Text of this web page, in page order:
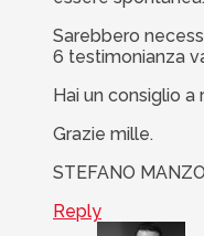
Sarebbero
6 testimonianza
Hai un consiglio a
Grazie mille.
STEFANO
Reply